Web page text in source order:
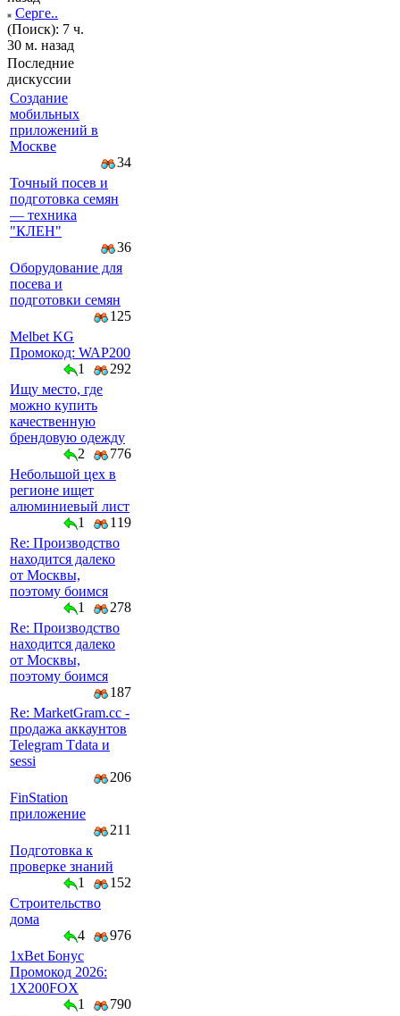
Серге..
(Поиск): 7 ч.
30 м. назад
Последние
дискуссии
Создание
мобильных
приложений в
Москве
34
Точный посев и
подготовка семян
— техника
"КЛЕН"
36
Оборудование для
посева и
подготовки семян
125
Melbet KG
Промокод: WAP200
1
292
Ищу место, где
можно купить
качественную
брендовую одежду
2
776
Небольшой цех в
регионе ищет
алюминиевый лист
1
119
Re: Производство
находится далеко
от Москвы,
поэтому боимся
1
278
Re: Производство
находится далеко
от Москвы,
поэтому боимся
187
Re: MarketGram.cc -
продажа аккаунтов
Telegram Tdata и
sessi
206
FinStation
приложение
211
Подготовка к
проверке знаний
1
152
Строительство
дома
4
976
1xBet Бонус
Промокод 2026:
1X200FOX
1
790